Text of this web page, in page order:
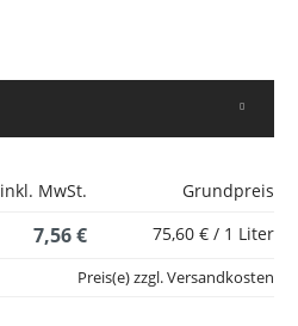
inkl. MwSt.
Grundpreis
7,56 € 75,60 € / 1 Liter
Preis(e) zzgl. Versandkosten